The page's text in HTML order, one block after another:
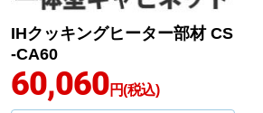
IHクッキングヒーター部材 CS
-CA60
60,060円(税込)